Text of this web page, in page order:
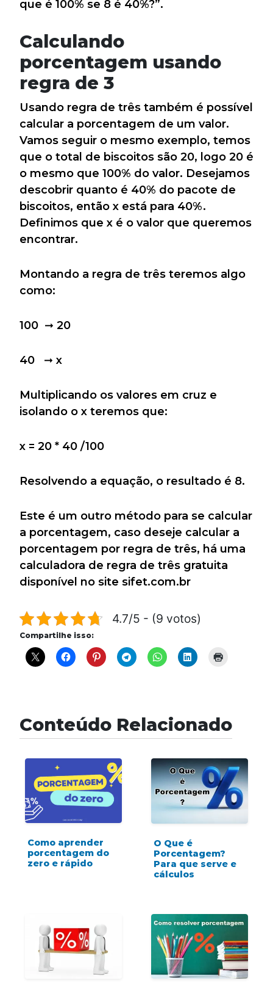
que é 100% se 8 é 40%?”.
Calculando
porcentagem usando
regra de 3
Usando regra de três também é possível
calcular a porcentagem de um valor.
Vamos seguir o mesmo exemplo, temos
que o total de biscoitos são 20, logo 20 é
o mesmo que 100% do valor. Desejamos
descobrir quanto é 40% do pacote de
biscoitos, então x está para 40%.
Definimos que x é o valor que queremos
encontrar.
Montando a regra de três teremos algo
como:
100 ➞ 20
40 ➞ x
Multiplicando os valores em cruz e
isolando o x teremos que:
x = 20 * 40 /100
Resolvendo a equação, o resultado é 8.
Este é um outro método para se calcular
a porcentagem, caso deseje calcular a
porcentagem por regra de três, há uma
calculadora de regra de três gratuita
disponível no site sifet.com.br
4.7/5 - (9 votos)
Compartilhe isso:
Conteúdo Relacionado
Como aprender
porcentagem do
zero e rápido
O Que é
Porcentagem?
Para que serve e
cálculos